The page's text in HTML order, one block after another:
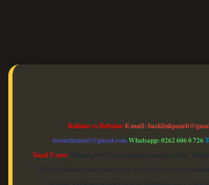
Reklam ve İletişim:E-mail:
forumhizmeti@gmail.comWhatsapp: 0262 606 0 726
Yasal Uyarı: